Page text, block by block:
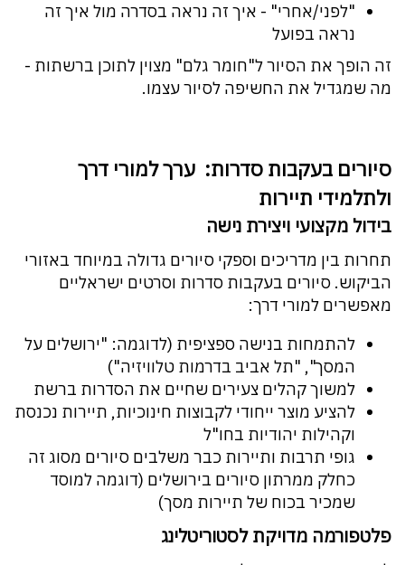
"לפני/אחרי" - איך זה נראה בסדרה מול איך זה
נראה בפועל
זה הופך את הסיור ל"חומר גלם" מצוין לתוכן ברשתות -
מה שמגדיל את החשיפה לסיור עצמו.
סיורים בעקבות סדרות: ערך למורי דרך
ולתלמידי תיירות
בידול מקצועי ויצירת נישה
תחרות בין מדריכים וספקי סיורים גדולה במיוחד באזורי
הביקוש. סיורים בעקבות סדרות וסרטים ישראליים
מאפשרים למורי דרך:
להתמחות בנישה ספציפית (לדוגמה: "ירושלים על
המסך", "תל אביב בדרמות טלוויזיה")
למשוך קהלים צעירים שחיים את הסדרות ברשת
להציע מוצר ייחודי לקבוצות חינוכיות, תיירות נכנסת
וקהילות יהודיות בחו"ל
גופי תרבות ותיירות כבר משלבים סיורים מסוג זה
כחלק ממרתון סיורים בירושלים (דוגמה למוסד
שמכיר בכוח של תיירות מסך)
פלטפורמה מדויקת לסטוריטלינג